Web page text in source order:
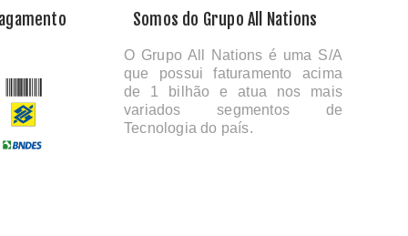
Somos do Grupo All Nations
O Grupo All Nations é uma S/A
que possui faturamento acima
de 1 bilhão e atua nos mais
variados segmentos de
Tecnologia do país.